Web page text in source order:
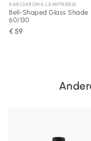
KARLSKRONA LAMPFABRIK
Bell-Shaped Glass Shade
60/130
€ 59